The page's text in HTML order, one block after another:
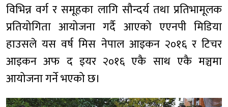
विभिन्न वर्ग र समूहका लागि सौन्दर्य तथा प्रतिभामूलक
प्रतियोगिता आयोजना गर्दै आएको एएनपी मिडिया
हाउसले यस वर्ष मिस नेपाल आइकन २०१६ र टिचर
आइकन अफ द इयर २०१६ एकै साथ एकै मञ्चमा
आयोजना गर्ने भएको छ।